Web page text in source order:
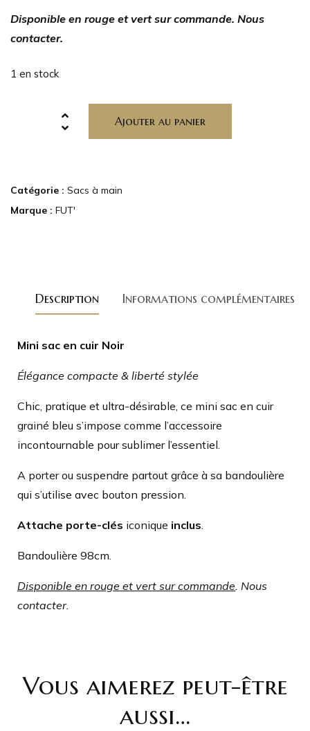
Disponible en rouge et vert sur commande. Nous
contacter.
1 en stock
Ajouter au panier
Catégorie : Sacs à main
Marque : FUT'
Description Informations complémentaires
Mini sac en cuir Noir
Élégance compacte & liberté stylée
Chic, pratique et ultra-désirable, ce mini sac en cuir
grainé bleu s’impose comme l’accessoire
incontournable pour sublimer l’essentiel.
A porter ou suspendre partout grâce à sa bandoulière
qui s’utilise avec bouton pression.
Attache porte-clés iconique inclus
Bandoulière 98cm.
Disponible en rouge et vert sur commande . Nous
contacter.
Vous aimerez peut-être
aussi…